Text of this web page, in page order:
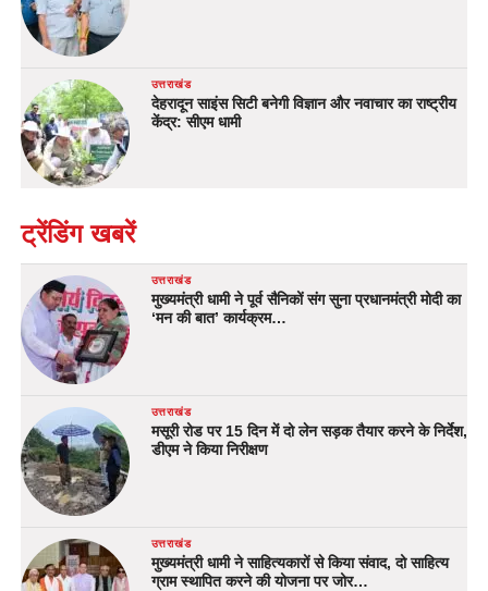
उत्तराखंड
देहरादून साइंस सिटी बनेगी विज्ञान और नवाचार का राष्ट्रीय
केंद्र: सीएम धामी
ट्रेंडिंग खबरें
उत्तराखंड
मुख्यमंत्री धामी ने पूर्व सैनिकों संग सुना प्रधानमंत्री मोदी का
‘मन की बात’ कार्यक्रम…
उत्तराखंड
मसूरी रोड पर 15 दिन में दो लेन सड़क तैयार करने के निर्देश,
डीएम ने किया निरीक्षण
उत्तराखंड
मुख्यमंत्री धामी ने साहित्यकारों से किया संवाद, दो साहित्य
ग्राम स्थापित करने की योजना पर जोर…